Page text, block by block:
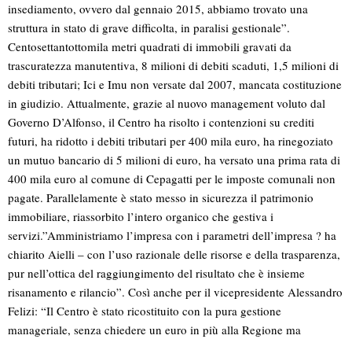
insediamento, ovvero dal gennaio 2015, abbiamo trovato una
struttura in stato di grave difficolta, in paralisi gestionale”.
Centosettantottomila metri quadrati di immobili gravati da
trascuratezza manutentiva, 8 milioni di debiti scaduti, 1,5 milioni di
debiti tributari; Ici e Imu non versate dal 2007, mancata costituzione
in giudizio. Attualmente, grazie al nuovo management voluto dal
Governo D’Alfonso, il Centro ha risolto i contenzioni su crediti
futuri, ha ridotto i debiti tributari per 400 mila euro, ha rinegoziato
un mutuo bancario di 5 milioni di euro, ha versato una prima rata di
400 mila euro al comune di Cepagatti per le imposte comunali non
pagate. Parallelamente è stato messo in sicurezza il patrimonio
immobiliare, riassorbito l’intero organico che gestiva i
servizi.”Amministriamo l’impresa con i parametri dell’impresa ? ha
chiarito Aielli – con l’uso razionale delle risorse e della trasparenza,
pur nell’ottica del raggiungimento del risultato che è insieme
risanamento e rilancio”. Così anche per il vicepresidente Alessandro
Felizi: “Il Centro è stato ricostituito con la pura gestione
manageriale, senza chiedere un euro in più alla Regione ma